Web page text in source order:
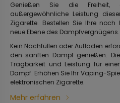
Genießen Sie die
außergewöhnliche Leistung
Zigarette. Bestellen Sie Ihre
neue Ebene des Dampfvergnügens.
Kein Nachfüllen oder Aufladen
den sanften Dampf genießen.
Tragbarkeit und Leistung für
Dampf. Erhöhen Sie Ihr Vaping-
elektronischen Zigarette.
Mehr erfahren